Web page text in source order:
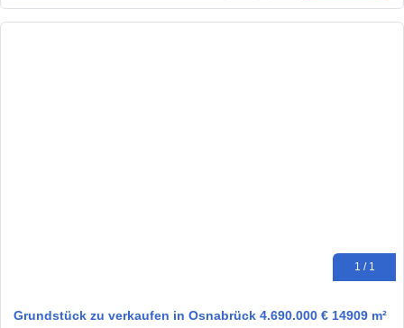
1 / 1
Grundstück zu verkaufen in Osnabrück 4.690.000 € 14909 m²